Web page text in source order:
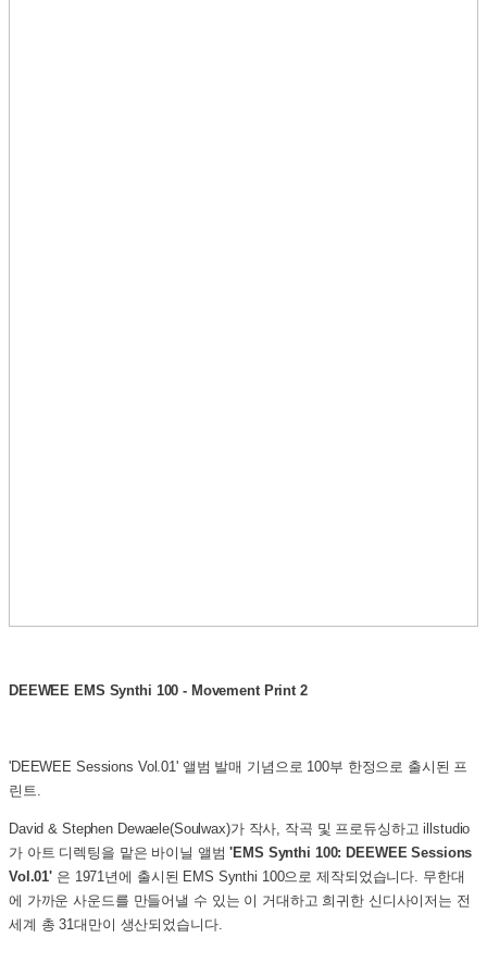
DEEWEE EMS Synthi 100 - Movement Print 2
'DEEWEE Sessions Vol.01' 앨범 발매 기념으로 100부 한정으로 출시된 프
린트.
David & Stephen Dewaele(Soulwax)가 작사, 작곡 및 프로듀싱하고 illstudio
가 아트 디렉팅을 맡은 바이닐 앨범'EMS Synthi 100: DEEWEE Sessions
Vol.01' 은 1971년에 출시된 EMS Synthi 100으로 제작되었습니다. 무한대
에 가까운 사운드를 만들어낼 수 있는 이 거대하고 희귀한 신디사이저는 전
세계 총 31대만이 생산되었습니다.